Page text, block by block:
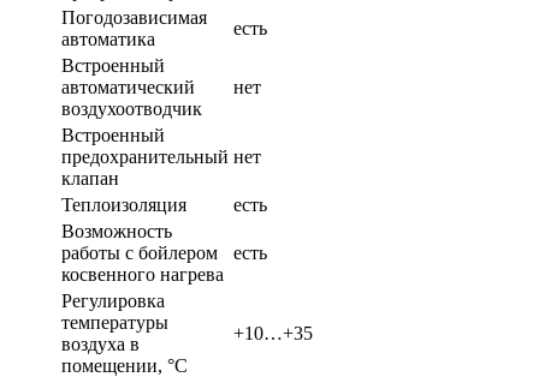
Погодозависимая
автоматика
есть
Встроенный
автоматический
воздухоотводчик
нет
Встроенный
предохранительный
клапан
нет
Теплоизоляция
есть
Возможность
работы с бойлером
косвенного нагрева
есть
Регулировка
температуры
воздуха в
помещении, °С
+10…+35